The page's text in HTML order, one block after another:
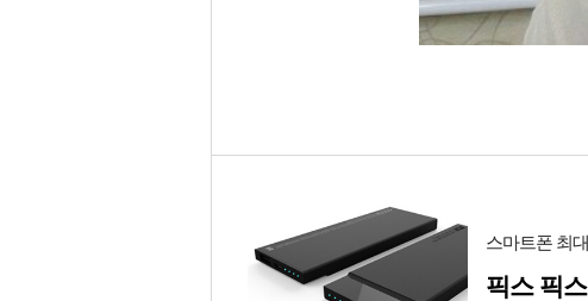
스마트폰 최
픽스 픽